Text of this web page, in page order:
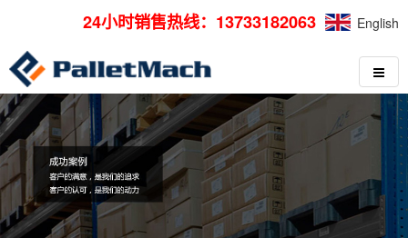
24小时销售热线：13733182063 English